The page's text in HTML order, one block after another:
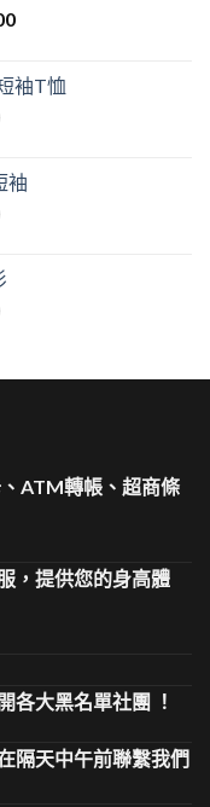
袖T恤
袖
ATM轉帳、超商條
，提供您的身高體
各大黑名單社團 ！
隔天中午前聯繫我們